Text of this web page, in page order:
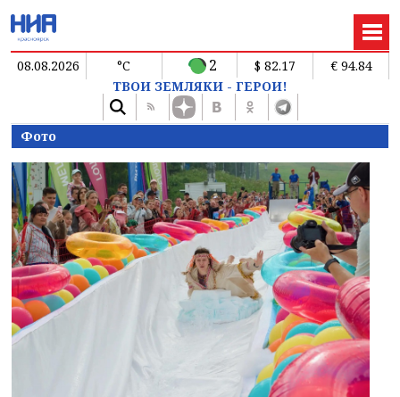
08.08.2026 °C 2 $ 82.17
€ 94.84
ТВОИ ЗЕМЛЯКИ - ГЕРОИ!
Фото